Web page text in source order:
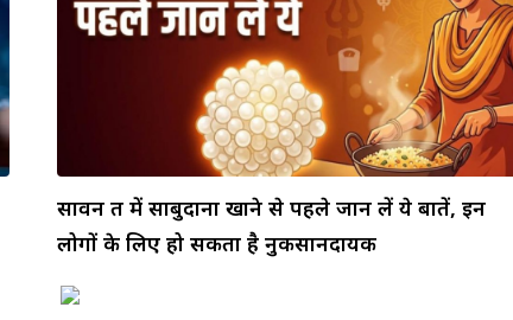
सावन व्रत में साबुदाना खाने से पहले जान लें ये बातें, इन
लोगों के लिए हो सकता है नुकसानदायक